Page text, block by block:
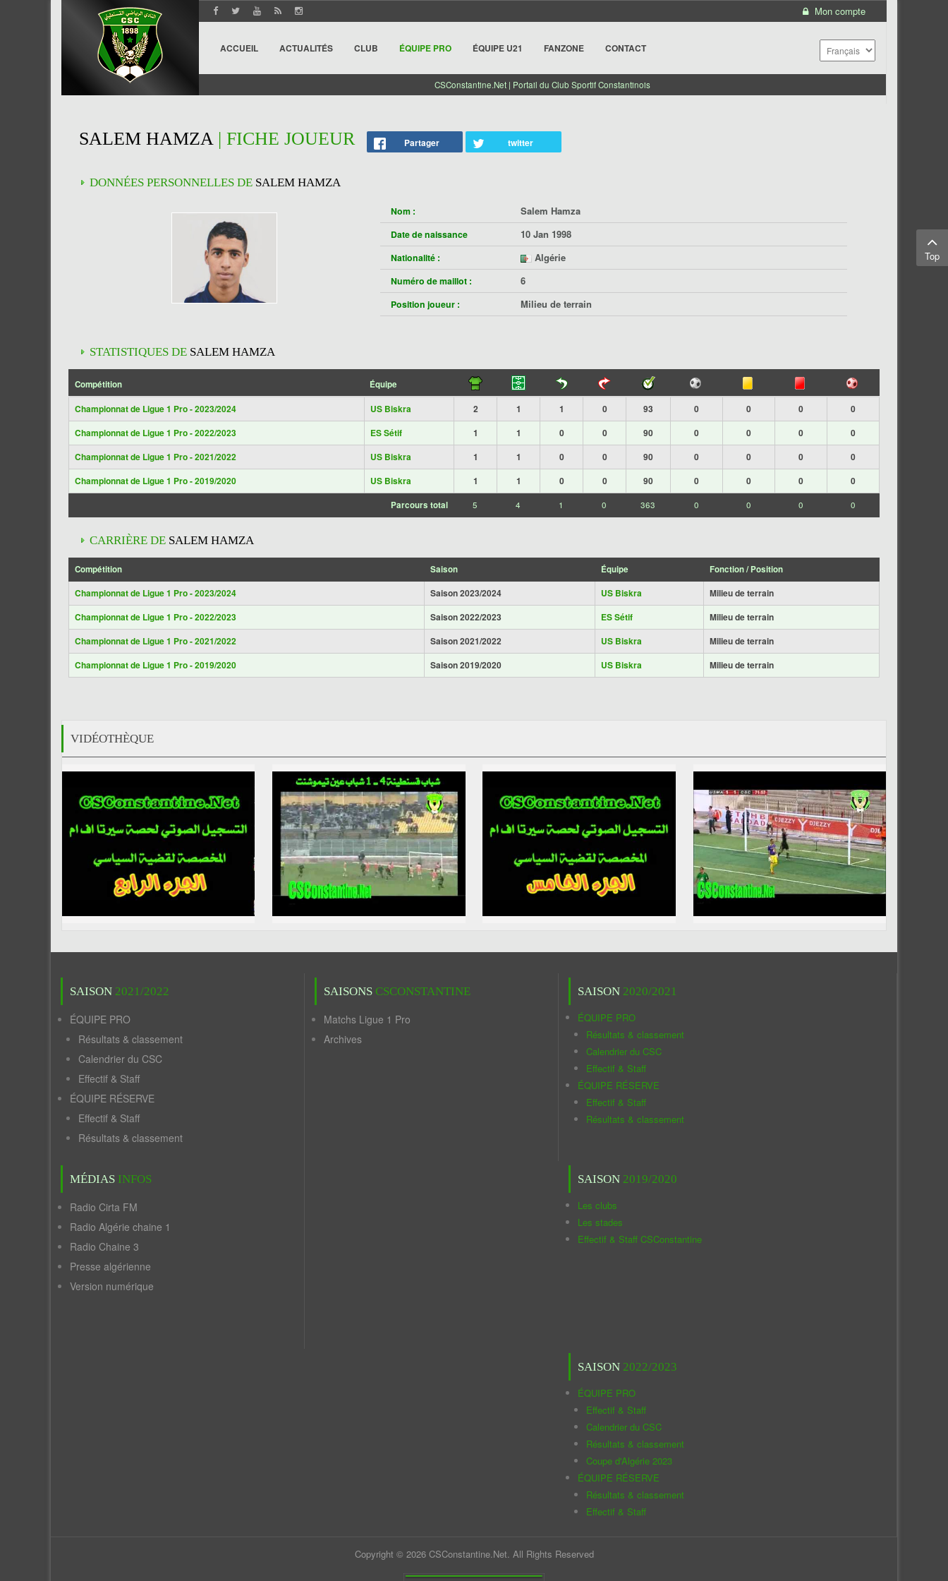
Mon compte
ACCUEIL ACTUALITÉS CLUB ÉQUIPE PRO ÉQUIPE U21 FANZONE CONTACT
CSConstantine.Net | Portail du Club Sportif Constantinois
SALEM HAMZA| FICHE JOUEUR Partager twitter
DONNÉES PERSONNELLES DE SALEM HAMZA
Nom : Salem Hamza
Date de naissance 10 Jan 1998
Nationalité : Algérie
Numéro de maillot : 6
Position joueur : Milieu de terrain
STATISTIQUES DE SALEM HAMZA
Compétition Équipe
Championnat de Ligue 1 Pro - 2023/2024 US Biskra 2 1 1 0 93 0 0 0
0
Championnat de Ligue 1 Pro - 2022/2023
ES Sétif 1 1 0 0 90 0 0 0
0
Championnat de Ligue 1 Pro - 2021/2022
US Biskra 1 1 0 0 90 0 0 0
0
Championnat de Ligue 1 Pro - 2019/2020
US Biskra 1 1 0 0 90 0 0 0 0
Parcours total 5 4 1 0 363 0 0 0 0
CARRIÈRE DE SALEM HAMZA
Compétition Saison Équipe Fonction / Position
Championnat de Ligue 1 Pro - 2023/2024 Saison 2023/2024 US Biskra
Milieu de terrain
Championnat de Ligue 1 Pro - 2022/2023
Saison 2022/2023 ES Sétif
Milieu de terrain
Championnat de Ligue 1 Pro - 2021/2022
Saison 2021/2022 US Biskra
Milieu de terrain
Championnat de Ligue 1 Pro - 2019/2020
Saison 2019/2020 US Biskra Milieu de terrain
VIDÉOTHÈQUE
SAISON 2021/2022
ÉQUIPE PRO
Résultats & classement
Calendrier du CSC
Effectif & Staff
ÉQUIPE RÉSERVE
Effectif & Staff
Résultats & classement
MÉDIAS INFOS
Radio Cirta FM
Radio Algérie chaine 1
Radio Chaine 3
Presse algérienne
Version numérique
SAISONS CSCONSTANTINE
Matchs Ligue 1 Pro
Archives
SAISON 2020/2021
ÉQUIPE PRO
Résultats & classement
Calendrier du CSC
Effectif & Staff
ÉQUIPE RÉSERVE
Effectif & Staff
Résultats & classement
SAISON 2019/2020
Les clubs
Les stades
Effectif & Staff CSConstantine
SAISON 2022/2023
ÉQUIPE PRO
Effectif & Staff
Calendrier du CSC
Résultats & classement
Coupe d'Algérie 2023
ÉQUIPE RÉSERVE
Résultats & classement
Effectif & Staff
Copyright © 2026 CSConstantine.Net. All Rights Reserved
Top